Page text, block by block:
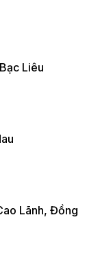
Liêu
Lãnh, Đồng